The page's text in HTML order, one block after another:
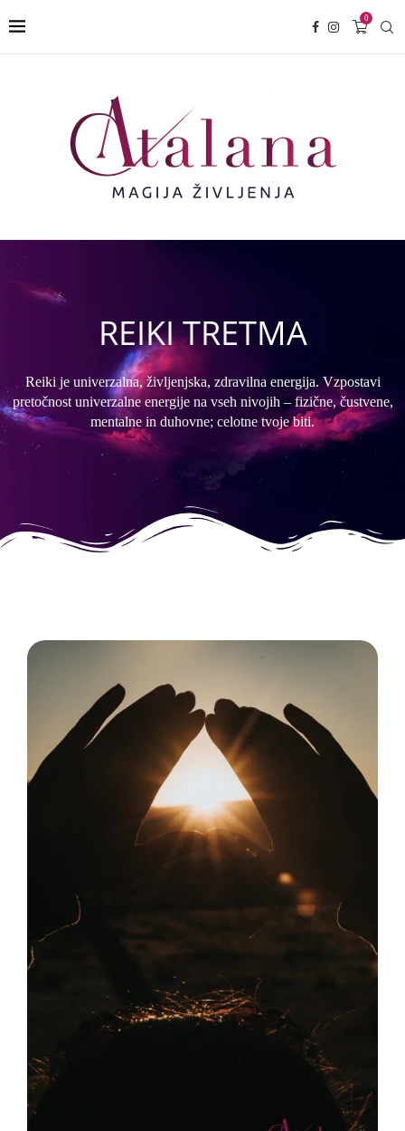
0
REIKI TRETMA
Reiki je univerzalna, življenjska, zdravilna energija. Vzpostavi
pretočnost univerzalne energije na vseh nivojih – fizične, čustvene,
mentalne in duhovne; celotne tvoje biti.